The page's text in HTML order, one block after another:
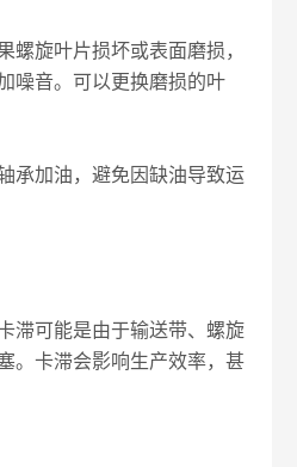
旋叶片损坏或表面磨损，
噪音。可以更换磨损的叶
加油，避免因缺油导致运
可能是由于输送带、螺旋
。卡滞会影响生产效率，甚